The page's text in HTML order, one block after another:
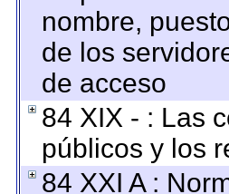
nombre,
de los
de acceso
84 XIX - : Las
públicos y los
84 XXI A :